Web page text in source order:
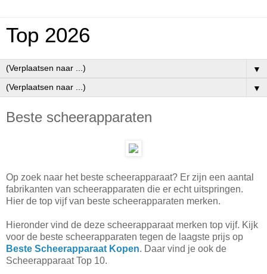
Top 2026
▼
▼
Beste scheerapparaten
Op zoek naar het beste scheerapparaat? Er zijn een aantal
fabrikanten van scheerapparaten die er echt uitspringen.
Hier de top vijf van beste scheerapparaten merken.
Hieronder vind de deze scheerapparaat merken top vijf. Kijk
voor de beste scheerapparaten tegen de laagste prijs op
Beste Scheerapparaat Kopen. Daar vind je ook de
Scheerapparaat Top 10.